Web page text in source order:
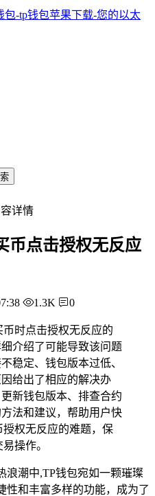
详情
币点击授权无反应
1.3K 0
时点击授权无反应的
介绍了可能导致该问题
稳定、钱包版本过低、
给出了相应的解决办
新钱包版本、排查合约
法和建议，帮助用户快
权无反应的难题，保
操作。
浪潮中,TP钱包宛如一颗璀璨
性和丰富多样的功能，成为了